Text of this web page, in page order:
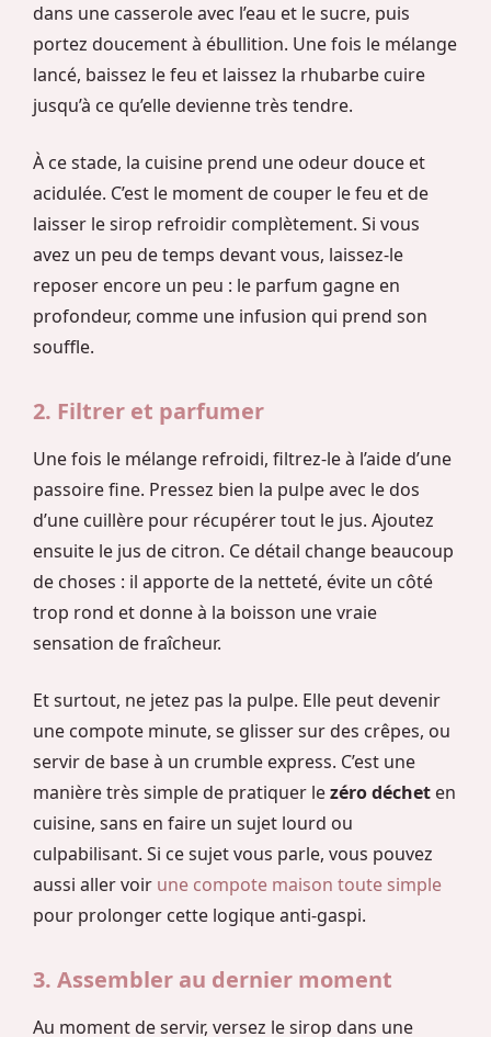
dans une casserole avec l’eau et le sucre, puis
portez doucement à ébullition. Une fois le mélange
lancé, baissez le feu et laissez la rhubarbe cuire
jusqu’à ce qu’elle devienne très tendre.
À ce stade, la cuisine prend une odeur douce et
acidulée. C’est le moment de couper le feu et de
laisser le sirop refroidir complètement. Si vous
avez un peu de temps devant vous, laissez-le
reposer encore un peu : le parfum gagne en
profondeur, comme une infusion qui prend son
souffle.
2. Filtrer et parfumer
Une fois le mélange refroidi, filtrez-le à l’aide d’une
passoire fine. Pressez bien la pulpe avec le dos
d’une cuillère pour récupérer tout le jus. Ajoutez
ensuite le jus de citron. Ce détail change beaucoup
de choses : il apporte de la netteté, évite un côté
trop rond et donne à la boisson une vraie
sensation de fraîcheur.
Et surtout, ne jetez pas la pulpe. Elle peut devenir
une compote minute, se glisser sur des crêpes, ou
servir de base à un crumble express. C’est une
manière très simple de pratiquer lezéro déchet en
cuisine, sans en faire un sujet lourd ou
culpabilisant. Si ce sujet vous parle, vous pouvez
aussi aller voir une compote maison toute simple
pour prolonger cette logique anti-gaspi.
3. Assembler au dernier moment
Au moment de servir, versez le sirop dans une